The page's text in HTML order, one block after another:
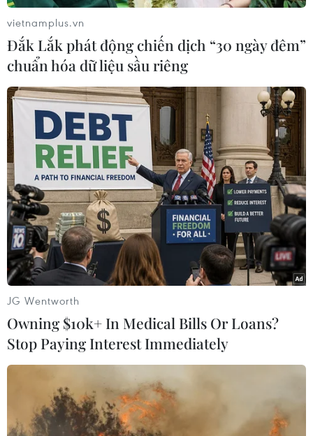
Tiên sang Nga
18/11/2019 08:14
Ngày 18/11, Thứ trưởng thứ nhất Bộ Ngoại giao Triều
Tiên, bà Choe Son Hui đã rời thủ đô Bình Nhưỡng đến
Nga trong bối cảnh cuộc đàm phán phi hạt nhân hóa
với Mỹ đang lâm vào bế tắc.
Triều Tiên yêu cầu Mỹ từ bỏ chính sách
thù địch nếu muốn đàm phán
19/11/2019 00:43
vietnamplus.vn
Đắk Lắk phát động chiến dịch “30 ngày đêm”
chuẩn hóa dữ liệu sầu riêng
JG Wentworth
Owning $10k+ In Medical Bills Or Loans?
Stop Paying Interest Immediately